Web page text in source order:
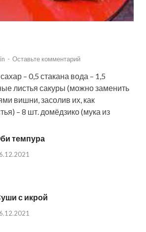
- Оставьте комментарий
– 0,5 стакана вода – 1,5
листья сакуры (можно заменить
вишни, засолив их, как
– 8 шт. домёдзико (мука из
темпура
с икрой